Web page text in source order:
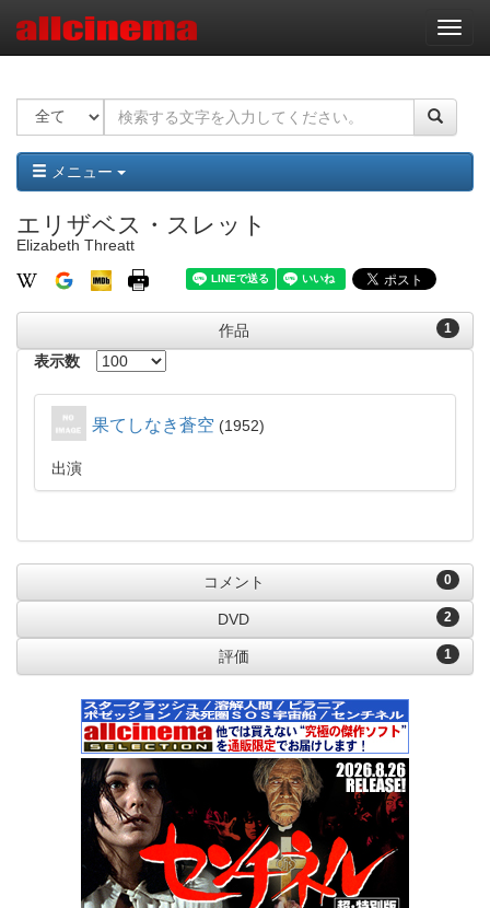
ナ
ビ
ー
ョ
ン
メニュー
エリザベス・スレット
Elizabeth Threatt
1
作品
表示数
果てしなき蒼空 1952
出演
0
コメント
2
DVD
1
評価